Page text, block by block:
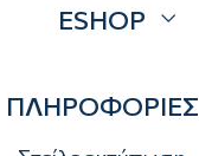
Brands
ESHOP
Τρόποι αποστολής
Τρόποι πληρωμής
ΠΛΗΡΟΦΟΡΙΕΣ